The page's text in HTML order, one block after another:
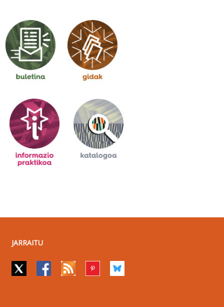
JARRAITU